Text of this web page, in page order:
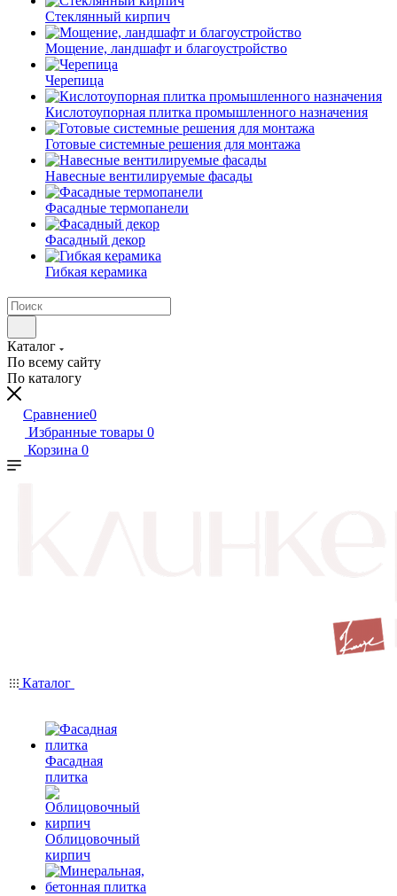
Cтеклянный кирпич
Мощение, ландшафт и благоустройство
Черепица
Кислотоупорная плитка промышленного назначения
Готовые системные решения для монтажа
Навесные вентилируемые фасады
Фасадные термопанели
Фасадный декор
Гибкая керамика
Каталог
По всему сайту
По каталогу
Сравнение0
Избранные товары 0
Корзина 0
Каталог
Фасадная
плитка
Облицовочный
кирпич